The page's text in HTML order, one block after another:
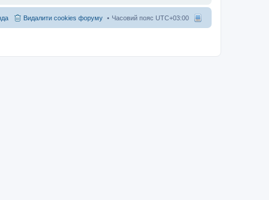
Часовий пояс UTC+03:00
Видалити cookies форуму